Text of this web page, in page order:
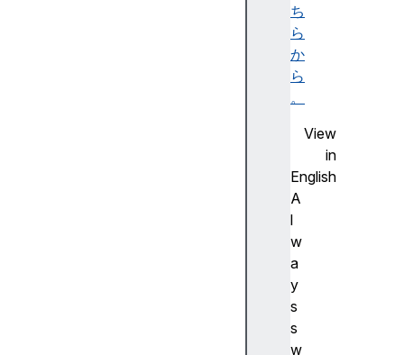
ち
ら
か
ら
。
View
in
English
A
l
w
a
y
s
s
w